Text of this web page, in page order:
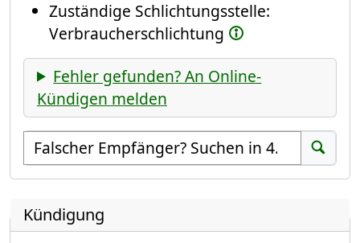
Zuständige Schlichtungsstelle:
Verbraucherschlichtung
Fehler gefunden? An Online-
Kündigen melden
Empfänger suchen
Suchen
Kündigung